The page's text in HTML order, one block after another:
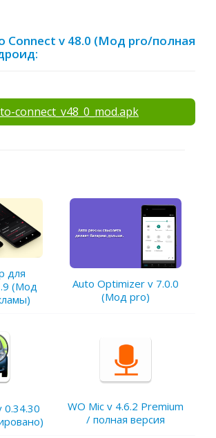
Connect v 48.0 (Мод pro/полная
connect_v48_0_mod.apk
для
(Мод
Auto Optimizer v 7.0.0
(Мод pro)
0.34.30
WO Mic v 4.6.2 Premium
/ полная версия